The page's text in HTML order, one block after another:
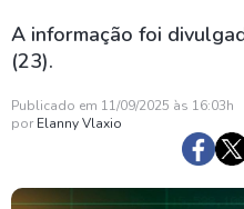
A informação foi
(23).
Publicado em 11/09/2025 às 16:03h
por Elanny Vlaxio